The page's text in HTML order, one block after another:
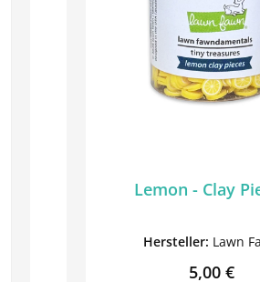
Lemon - Clay
Hersteller: Lawn
5,00 €